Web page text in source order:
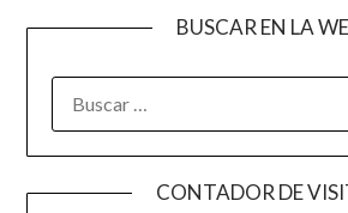
BUSCAR EN LA
CONTADOR DE